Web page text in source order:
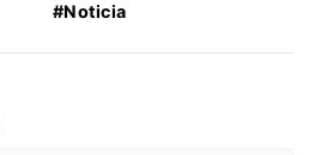
#Noticia